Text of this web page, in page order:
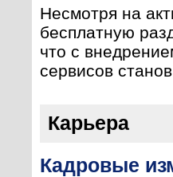
Несмотря на
бесплатную
что с
сервисов
Карьера
Кадровые